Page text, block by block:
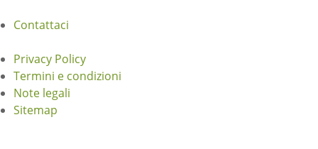
Contattaci
Privacy Policy
Termini e condizioni
Note legali
Sitemap